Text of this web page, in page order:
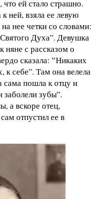
ей стало страшно.
ней, взяла ее левую
нее четки со словами:
Духа”. Девушка
няне с рассказом о
сказала: ‟Никаких
себе”. Там она велела
сама пошла к отцу и
заболели зубы”.
а вскоре отец,
отпустил ее в